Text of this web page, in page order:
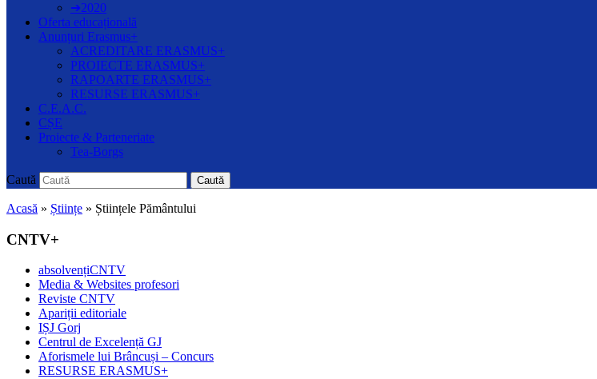
➔2020
Oferta educațională
Anunțuri Erasmus+
ACREDITARE ERASMUS+
PROIECTE ERASMUS+
RAPOARTE ERASMUS+
RESURSE ERASMUS+
C.E.A.C.
CȘE
Proiecte & Parteneriate
Tea-Borgs
Caută Caută
Acasă » Științe » Științele Pământului
CNTV+
absolvențiCNTV
Media & Websites profesori
Reviste CNTV
Apariții editoriale
IȘJ Gorj
Centrul de Excelență GJ
Aforismele lui Brâncuși – Concurs
RESURSE ERASMUS+